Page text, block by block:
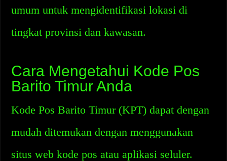
umum untuk mengidentifikasi lokasi di
tingkat provinsi dan kawasan.
Cara Mengetahui Kode Pos
Barito Timur Anda
Kode Pos Barito Timur (KPT) dapat dengan
mudah ditemukan dengan menggunakan
situs web kode pos atau aplikasi seluler.